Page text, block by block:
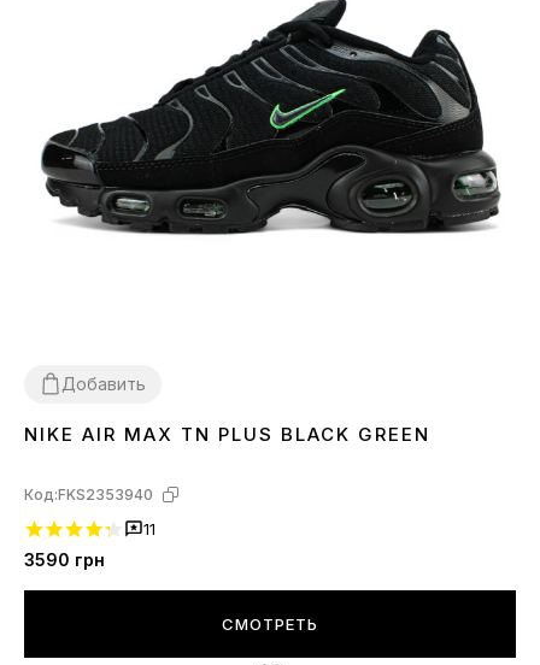
Добавить
43
NIKE AIR MAX TN PLUS BLACK GREEN
Код:FKS2353940
11
3590 грн
СМОТРЕТЬ